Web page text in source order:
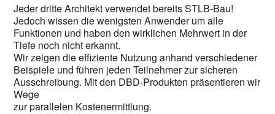
Jeder dritte Architekt verwendet bereits STLB-Bau!
Jedoch wissen die wenigsten Anwender um alle
Funktionen und haben den wirklichen Mehrwert in der
Tiefe noch nicht erkannt.
Wir zeigen die effiziente Nutzung anhand verschiedener
Beispiele und führen jeden Teilnehmer zur sicheren
Ausschreibung. Mit den DBD-Produkten präsentieren wir
Wege
zur parallelen Kostenermittlung.